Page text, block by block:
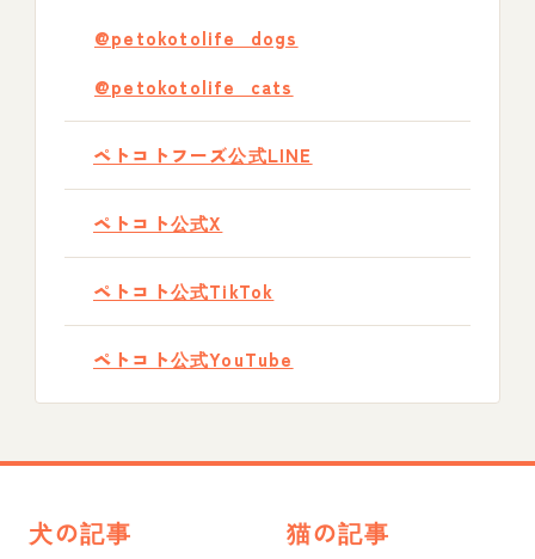
@petokotolife_dogs
@petokotolife_cats
ペトコトフーズ公式LINE
ペトコト公式X
ペトコト公式TikTok
ペトコト公式YouTube
犬の記事 猫の記事